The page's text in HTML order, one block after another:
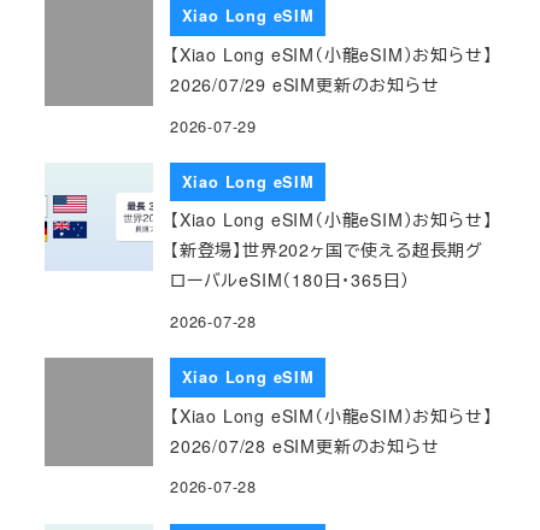
Xiao Long eSIM
【Xiao Long eSIM（小龍eSIM）お知らせ】
2026/07/29 eSIM更新のお知らせ
2026-07-29
Xiao Long eSIM
【Xiao Long eSIM（小龍eSIM）お知らせ】
【新登場】世界202ヶ国で使える超長期グ
ローバルeSIM（180日・365日）
2026-07-28
Xiao Long eSIM
【Xiao Long eSIM（小龍eSIM）お知らせ】
2026/07/28 eSIM更新のお知らせ
2026-07-28